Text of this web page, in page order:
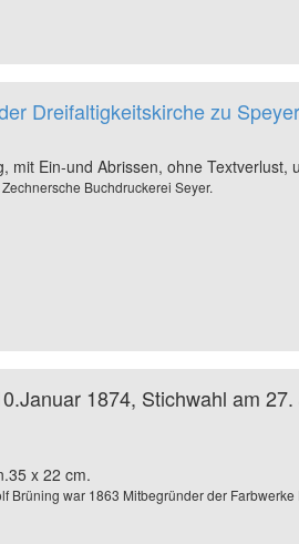
Dreifaltigkeitskirche zu
Ein-und Abrissen, ohne Textverlust,
Buchdruckerei Seyer.
1874, Stichwahl am
x 22 cm.
Brüning war 1863 Mitbegründer der